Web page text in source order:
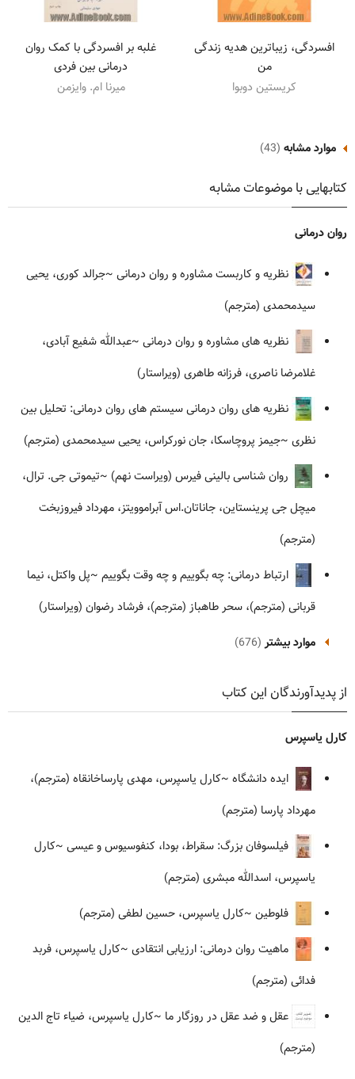
افسردگی، زیباترین هدیه زندگی
من
کریستین دوبوا
غلبه بر افسردگی با کمک روان
درمانی بین فردی
میرنا ام. وایزمن
موارد مشابه (43)
کتابهایی با موضوعات مشابه
روان درمانی
نظریه و کاربست مشاوره و روان درمانی ~جرالد کوری، یحیی
سیدمحمدی (مترجم)
نظریه های مشاوره و روان درمانی ~عبدالله شفیع آبادی،
غلامرضا ناصری، فرزانه طاهری (ویراستار)
نظریه های روان درمانی سیستم های روان درمانی: تحلیل بین
نظری ~جیمز پروچاسکا، جان نورکراس، یحیی سیدمحمدی (مترجم)
روان شناسی بالینی فیرس (ویراست نهم) ~تیموتی جی. ترال،
میچل جی پرینستاین، جاناتان.اس آبراموویتز، مهرداد فیروزبخت
(مترجم)
ارتباط درمانی: چه بگوییم و چه وقت بگوییم ~پل واکتل، نیما
قربانی (مترجم)، سحر طاهباز (مترجم)، فرشاد رضوان (ویراستار)
موارد بیشتر (676)
از پدیدآورندگان این کتاب
کارل یاسپرس
ایده دانشگاه ~کارل یاسپرس، مهدی پارساخانقاه (مترجم)،
مهرداد پارسا (مترجم)
فیلسوفان بزرگ: سقراط، بودا، کنفوسیوس و عیسی ~کارل
یاسپرس، اسدالله مبشری (مترجم)
فلوطین ~کارل یاسپرس، حسین لطفی (مترجم)
ماهیت روان درمانی: ارزیابی انتقادی ~کارل یاسپرس، فربد
فدائی (مترجم)
عقل و ضد عقل در روزگار ما ~کارل یاسپرس، ضیاء تاج الدین
(مترجم)